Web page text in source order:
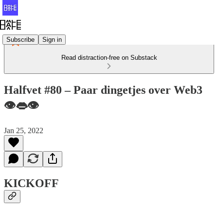
Subscribe Sign in
Read distraction-free on Substack
Halfvet #80 – Paar dingetjes over Web3
👁👄👁
Jan 25, 2022
KICKOFF